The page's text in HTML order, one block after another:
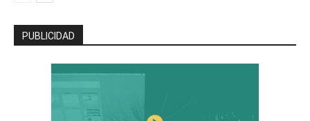
PUBLICIDAD